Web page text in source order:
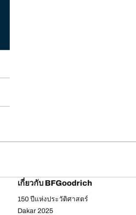
เกี่ยวกับ BFGoodrich
150 ปีแห่งประวัติศาสตร์
Dakar 2025